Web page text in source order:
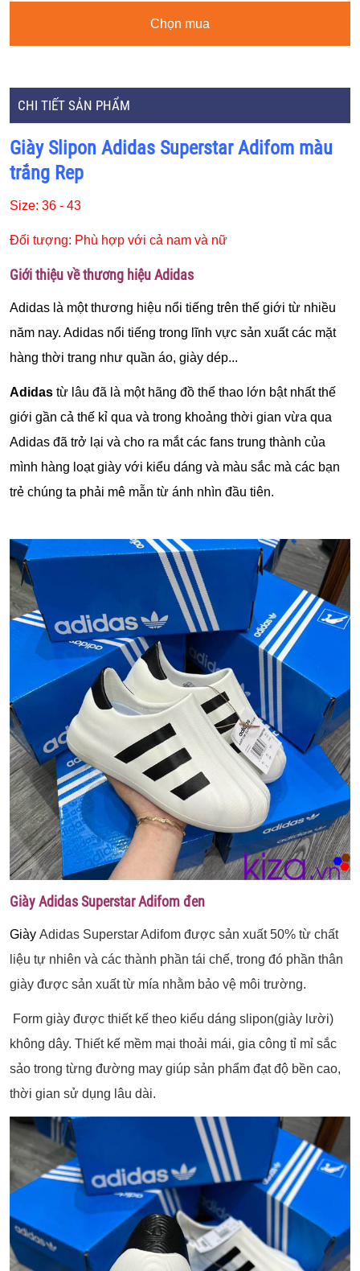
Chọn mua
CHI TIẾT SẢN PHẨM
Giày Slipon Adidas Superstar Adifom màu
trắng Rep
Size: 36 - 43
Đối tượng: Phù hợp với cả nam và nữ
Giới thiệu về thương hiệu Adidas
Adidas là một thương hiệu nổi tiếng trên thế giới từ nhiều
năm nay. Adidas nổi tiếng trong lĩnh vực sản xuất các mặt
hàng thời trang như quần áo, giày dép...
Adidas từ lâu đã là một hãng đồ thể thao lớn bật nhất thế
giới gần cả thế kỉ qua và trong khoảng thời gian vừa qua
Adidas đã trở lại và cho ra mắt các fans trung thành của
mình hàng loạt giày với kiểu dáng và màu sắc mà các bạn
trẻ chúng ta phải mê mẫn từ ánh nhìn đầu tiên.
Giày Adidas Superstar Adifom đen
Giày Adidas Superstar Adifom được sản xuất 50% từ chất
liệu tự nhiên và các thành phần tái chế, trong đó phần thân
giày được sản xuất từ mía nhằm bảo vệ môi trường.
Form giày được thiết kế theo kiểu dáng slipon(giày lười)
không dây. Thiết kế mềm mại thoải mái, gia công tỉ mỉ sắc
sảo trong từng đường may giúp sản phẩm đạt độ bền cao,
thời gian sử dụng lâu dài.